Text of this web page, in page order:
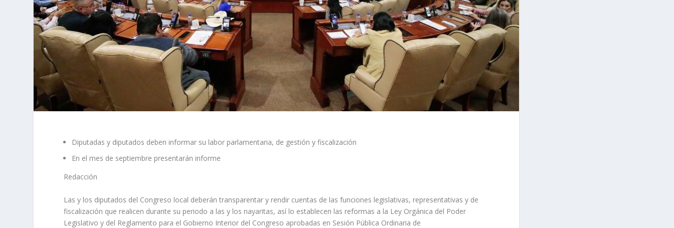
Diputadas y diputados deben informar su labor parlamentaria, de gestión y fiscalización
En el mes de septiembre presentarán informe
Redacción
Las y los diputados del Congreso local deberán transparentar y rendir cuentas de las funciones legislativas, representativas y de
fiscalización que realicen durante su periodo a las y los nayaritas, así lo establecen las reformas a la Ley Orgánica del Poder
Legislativo y del Reglamento para el Gobierno Interior del Congreso aprobadas en Sesión Pública Ordinaria de